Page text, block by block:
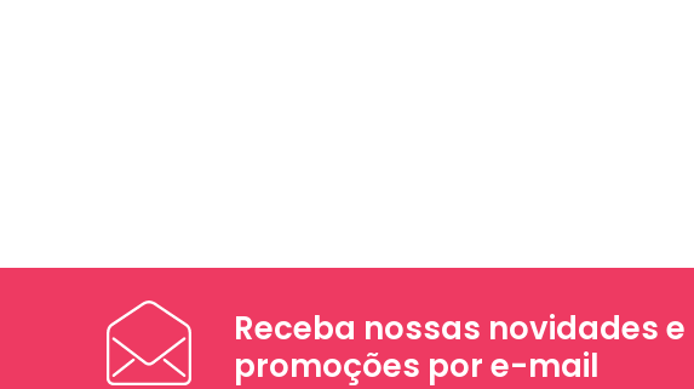
Receba nossas novidades e
promoções por e-mail